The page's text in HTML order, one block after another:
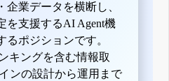
企業データを横断し、
を支援するAI Agent機
るポジションです。
キングを含む情報取
ンの設計から運用まで